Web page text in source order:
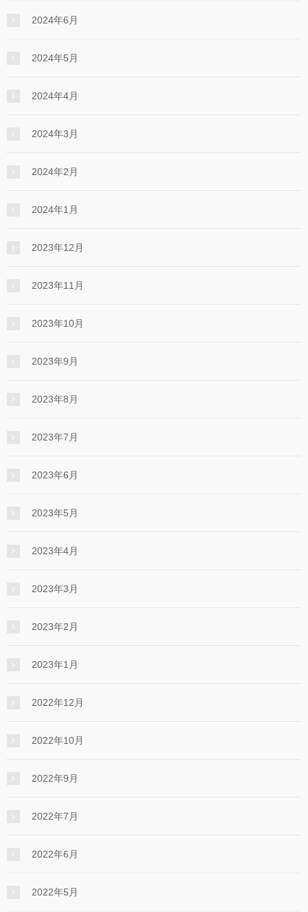
2024年6月
2024年5月
2024年4月
2024年3月
2024年2月
2024年1月
2023年12月
2023年11月
2023年10月
2023年9月
2023年8月
2023年7月
2023年6月
2023年5月
2023年4月
2023年3月
2023年2月
2023年1月
2022年12月
2022年10月
2022年9月
2022年7月
2022年6月
2022年5月